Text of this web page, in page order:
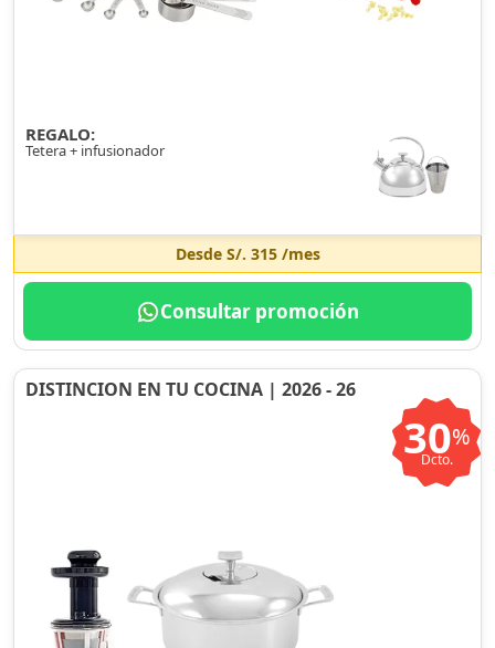
REGALO:
Tetera + infusionador
Desde S/. 315/mes
Consultar promoción
DISTINCION EN TU COCINA | 2026 - 26
30%
Dcto.